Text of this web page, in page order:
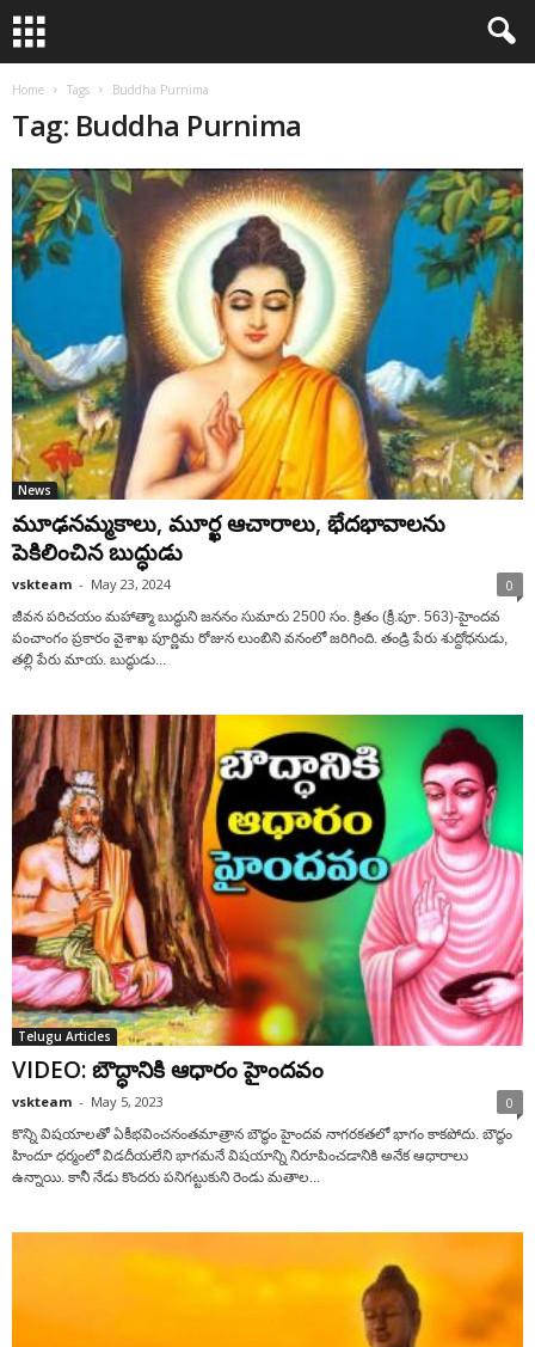
Home Tags Buddha Purnima
Tag: Buddha Purnima
News
మూఢనమ్మకాలు, మూర్ఖ ఆచారాలు, భేదభావాలను
పెకిలించిన బుద్ధుడు
vskteam - May 23, 2024 0
జీవన పరిచయం మహాత్మా బుద్ధుని జననం సుమారు 2500 సం. క్రితం (క్రీ.పూ. 563)-హైందవ
పంచాంగం ప్రకారం వైశాఖ పూర్ణిమ రోజున లుంబిని వనంలో జరిగింది. తండ్రి పేరు శుద్దోధనుడు,
తల్లి పేరు మాయ. బుద్ధుడు...
Telugu Articles
VIDEO: బౌద్ధానికి ఆధారం హైందవం
vskteam - May 5, 2023 0
కొన్ని విషయాలతో ఏకీభవించనంతమాత్రాన బౌద్ధం హైందవ నాగరకతలో భాగం కాకపోదు. బౌద్ధం
హిందూ ధర్మంలో విడదీయలేని భాగమనే విషయాన్ని నిరూపించడానికి అనేక ఆధారాలు
ఉన్నాయి. కానీ నేడు కొందరు పనిగట్టుకుని రెండు మతాల...